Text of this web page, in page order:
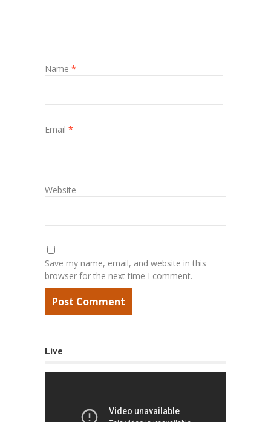
Name *
Email *
Website
Save my name, email, and website in this
browser for the next time I comment.
Live